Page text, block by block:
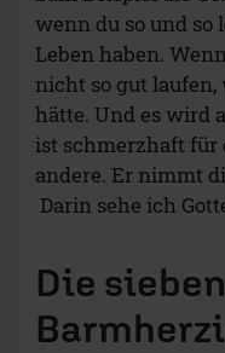
wenn du so und so
Leben haben.
nicht so gut
hätte. Und es wird
ist schmerzhaft für
andere. Er nimmt
Darin sehe ich
Die